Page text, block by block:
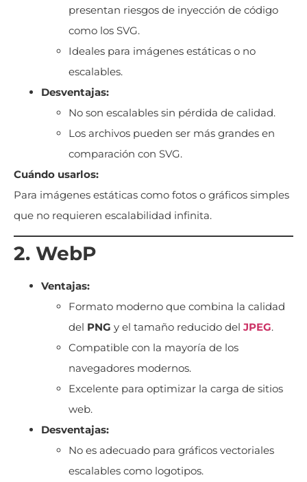
presentan riesgos de inyección de código
como los SVG.
Ideales para imágenes estáticas o no
escalables.
Desventajas:
No son escalables sin pérdida de calidad.
Los archivos pueden ser más grandes en
comparación con SVG.
Cuándo usarlos:
Para imágenes estáticas como fotos o gráficos simples
que no requieren escalabilidad infinita.
2. WebP
Ventajas:
Formato moderno que combina la calidad
del PNG y el tamaño reducido del JPEG.
Compatible con la mayoría de los
navegadores modernos.
Excelente para optimizar la carga de sitios
web.
Desventajas:
No es adecuado para gráficos vectoriales
escalables como logotipos.